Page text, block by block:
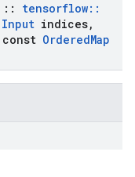
:: tensorflow::
Input indices,
const OrderedMap